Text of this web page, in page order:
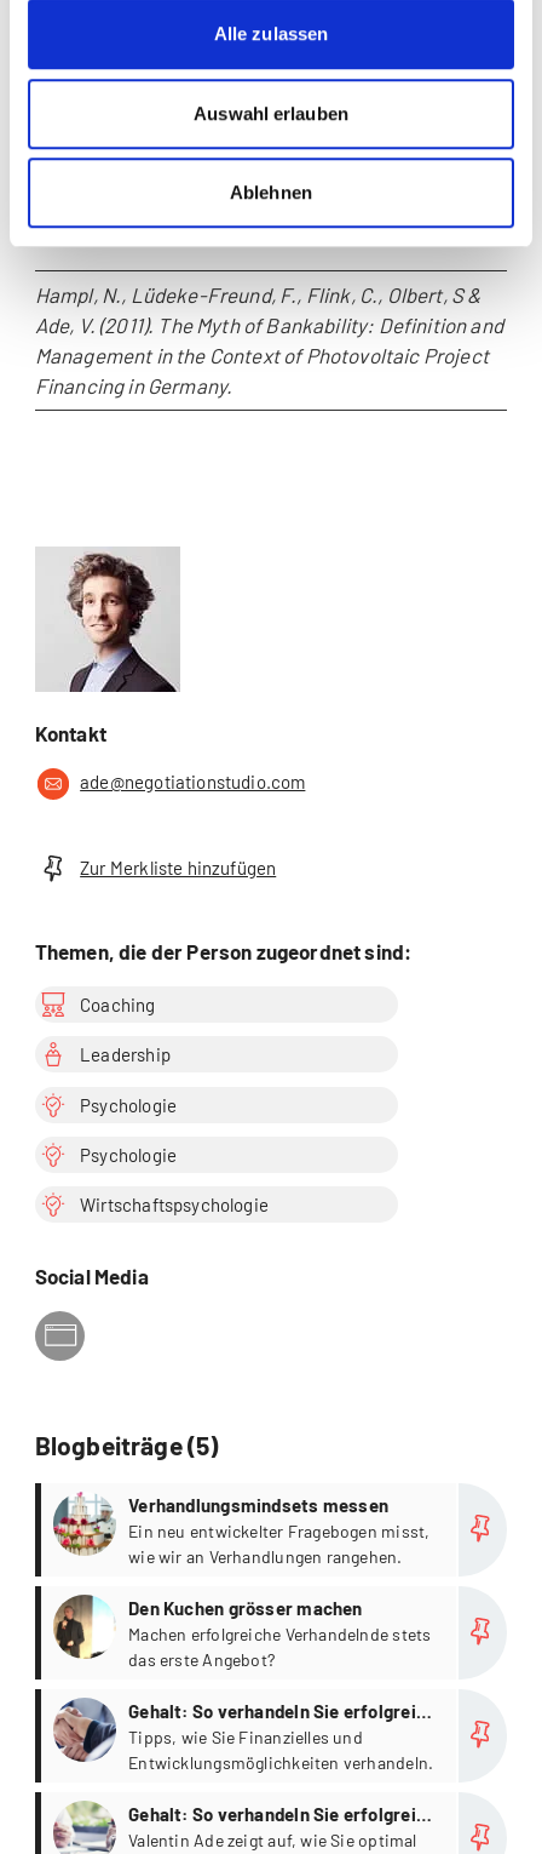
Alle zulassen
Auswahl erlauben
Ablehnen
Northwestern University
Verhandlungsübung:
Chicago: Dispute Resolution Research Center
(DRRC), Kellogg School of Management,
Hampl, N., Lüdeke-Freund, F., Flink, C., Olbert, S &
Ade, V. (2011). The Myth of Bankability: Definition and
Management in the Context of Photovoltaic Project
Financing in Germany.
Kontakt
ade@negotiationstudio.com
Zur Merkliste hinzufügen
Themen, die der Person zugeordnet sind:
Coaching
Leadership
Psychologie
Psychologie
Wirtschaftspsychologie
Social Media
Blogbeiträge (5)
Verhandlungsmindsets messen
Ein neu entwickelter Fragebogen misst,
wie wir an Verhandlungen rangehen.
Den Kuchen grösser machen
Machen erfolgreiche Verhandelnde stets
das erste Angebot?
Gehalt: So verhandeln Sie erfolgreich
(2/2)
Tipps, wie Sie Finanzielles und
Entwicklungsmöglichkeiten verhandeln.
Gehalt: So verhandeln Sie erfolgreich
(1/2)
Valentin Ade zeigt auf, wie Sie optimal